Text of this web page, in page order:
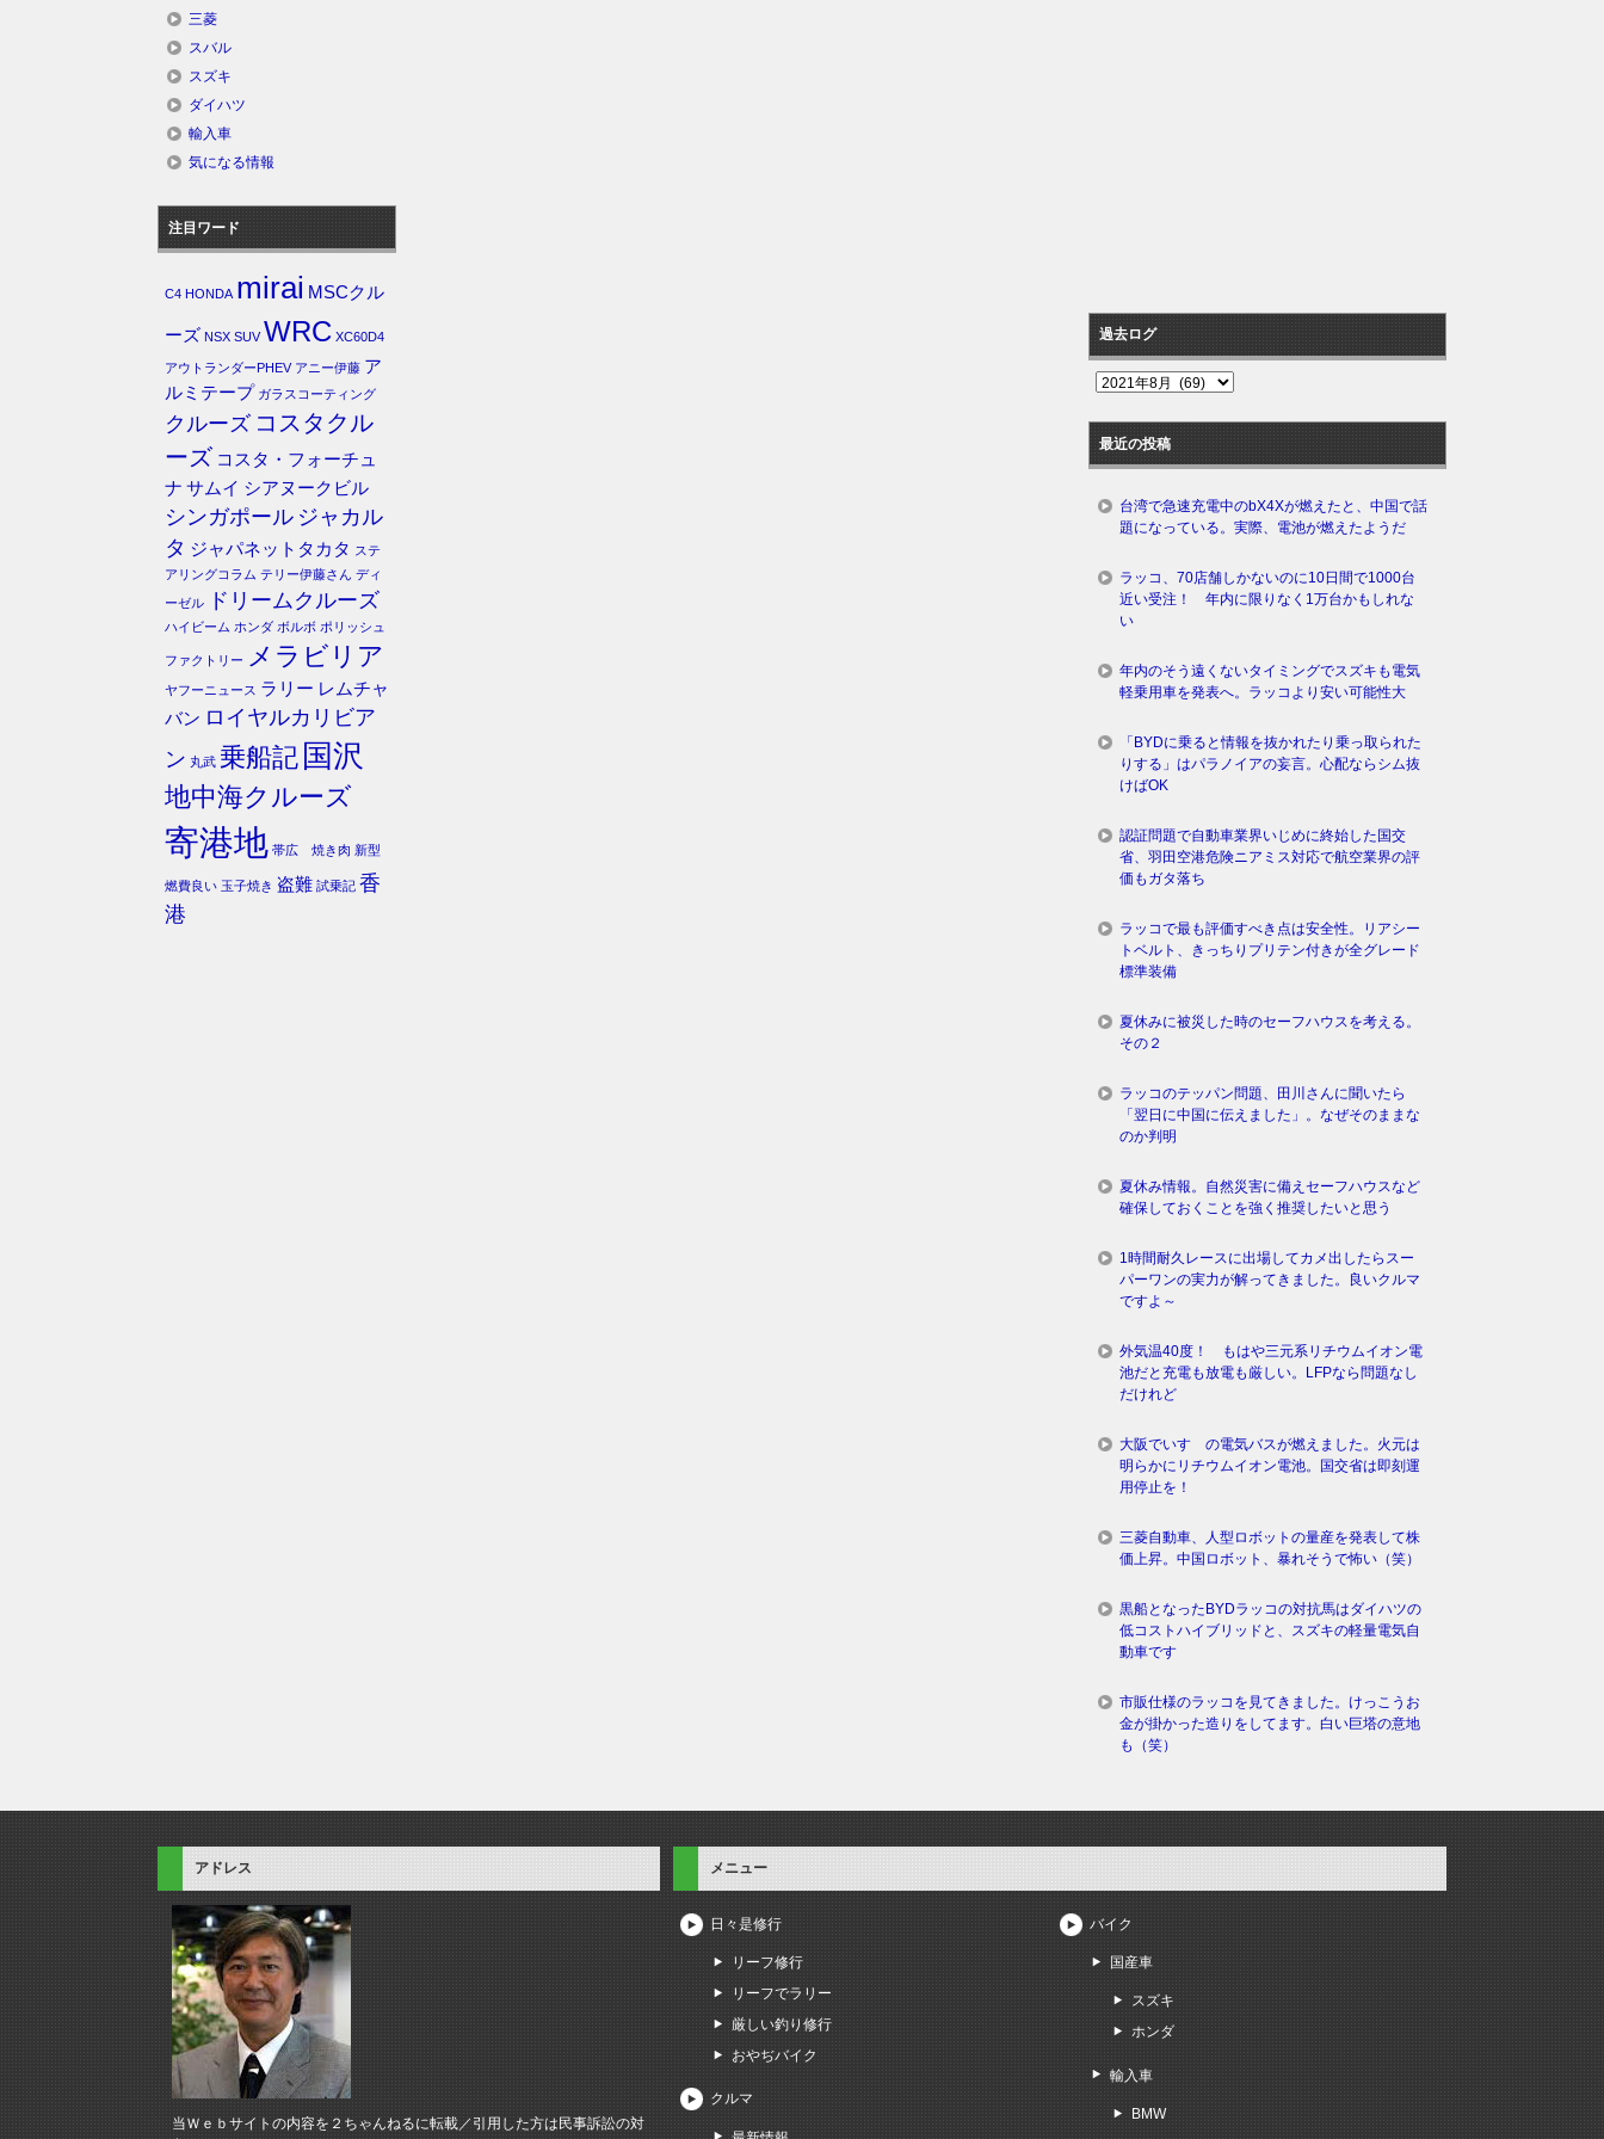
三菱
スバル
スズキ
ダイハツ
輸入車
気になる情報
注目ワード
C4 HONDA mirai MSCクル
ーズ NSX SUV WRC XC60D4
アウトランダーPHEV アニー伊藤 ア
ルミテープ ガラスコーティング
クルーズ コスタクル
ーズ コスタ・フォーチュ
ナ サムイ シアヌークビル
シンガポール ジャカル
タ ジャパネットタカタ ステ
アリングコラム テリー伊藤さん ディ
ーゼル
ドリームクルーズ
ハイビーム ホンダ ボルボ ポリッシュ
ファクトリー メラビリア
ヤフーニュース ラリー レムチャ
バン ロイヤルカリビア
ン 丸武 乗船記 国沢
地中海クルーズ
寄港地 帯広 焼き肉 新型
燃費良い 玉子焼き 盗難 試乗記 香
港
過去ログ
過
ロ
グ
最近の投稿
台湾で急速充電中のbX4Xが燃えたと、中国で話
題になっている。実際、電池が燃えたようだ
ラッコ、70店舗しかないのに10日間で1000台
近い受注！ 年内に限りなく1万台かもしれな
い
年内のそう遠くないタイミングでスズキも電気
軽乗用車を発表へ。ラッコより安い可能性大
「BYDに乗ると情報を抜かれたり乗っ取られた
りする」はパラノイアの妄言。心配ならシム抜
けばOK
認証問題で自動車業界いじめに終始した国交
省、羽田空港危険ニアミス対応で航空業界の評
価もガタ落ち
ラッコで最も評価すべき点は安全性。リアシー
トベルト、きっちりプリテン付きが全グレード
標準装備
夏休みに被災した時のセーフハウスを考える。
その２
ラッコのテッパン問題、田川さんに聞いたら
「翌日に中国に伝えました」。なぜそのままな
のか判明
夏休み情報。自然災害に備えセーフハウスなど
確保しておくことを強く推奨したいと思う
1時間耐久レースに出場してカメ出したらスー
パーワンの実力が解ってきました。良いクルマ
ですよ～
外気温40度！ もはや三元系リチウムイオン電
池だと充電も放電も厳しい。LFPなら問題なし
だけれど
大阪でいすゞの電気バスが燃えました。火元は
明らかにリチウムイオン電池。国交省は即刻運
用停止を！
三菱自動車、人型ロボットの量産を発表して株
価上昇。中国ロボット、暴れそうで怖い（笑）
黒船となったBYDラッコの対抗馬はダイハツの
低コストハイブリッドと、スズキの軽量電気自
動車です
市販仕様のラッコを見てきました。けっこうお
金が掛かった造りをしてます。白い巨塔の意地
も（笑）
アドレス
当Ｗｅｂサイトの内容を２ちゃんねるに転載／引用した方は民事訴訟の対
メニュー
日々是修行
リーフ修行
リーフでラリー
厳しい釣り修行
おやぢバイク
クルマ
バイク
国産車
スズキ
ホンダ
輸入車
BMW